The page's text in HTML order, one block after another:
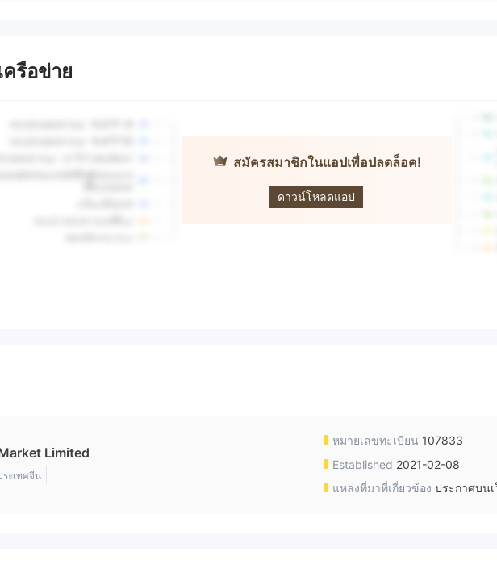
รือข่าย
สมัครสมาชิกในแอปเพื่อปลดล็อค!
ดาวน์โหลดแอป
PowerRich
Market
Limited
ระเทศจีน
หมายเลขทะเบียน 107833
Established 2021-02-08
แหล่งที่มาที่เกี่ยวข้อง ประกาศบน